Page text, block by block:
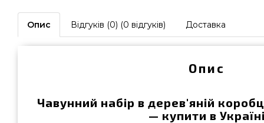
Опис Відгуків (0) (0 відгуків) Доставка
Опис
Чавунний набір в дерев'яній
— купити в